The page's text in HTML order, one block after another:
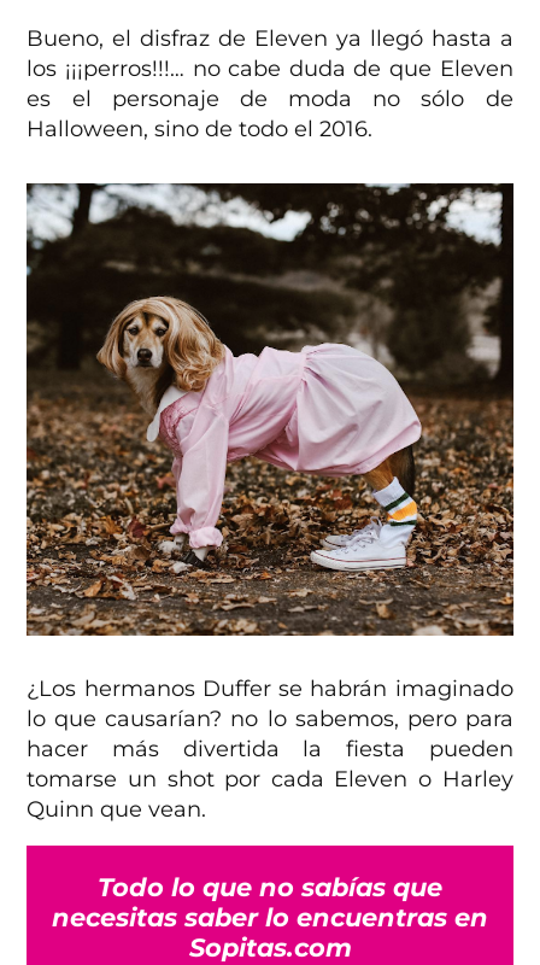
Bueno, el disfraz de Eleven ya llegó hasta a
los ¡¡¡perros!!!… no cabe duda de que Eleven
es el personaje de moda no sólo de
Halloween, sino de todo el 2016.
¿Los hermanos Duffer se habrán imaginado
lo que causarían? no lo sabemos, pero para
hacer más divertida la fiesta pueden
tomarse un shot por cada Eleven o Harley
Quinn que vean.
Todo lo que no sabías que
necesitas saber lo encuentras en
Sopitas.com